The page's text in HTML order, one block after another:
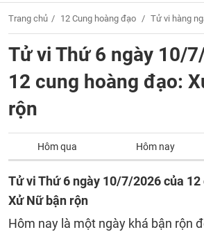
Trang chủ 12 Cung hoàng đạo Tử vi hàng
Tử vi Thứ 6 ngày 10/
12 cung hoàng đạo:
rộn
Hôm qua Hôm nay
Tử vi Thứ 6 ngày 10/7/2026 của 12
Xử Nữ bận rộn
Hôm nay là một ngày khá bận rộn